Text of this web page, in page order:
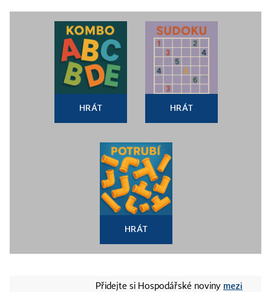
HRÁT HRÁT
HRÁT
Přidejte si Hospodářské noviny mezi